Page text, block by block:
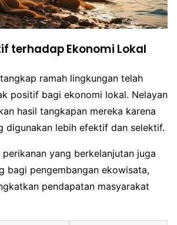
terhadap Ekonomi Lokal
ramah lingkungan telah
positif bagi ekonomi lokal. Nelayan
hasil tangkapan mereka karena
digunakan lebih efektif dan selektif.
yang berkelanjutan juga
bagi pengembangan ekowisata,
pendapatan masyarakat